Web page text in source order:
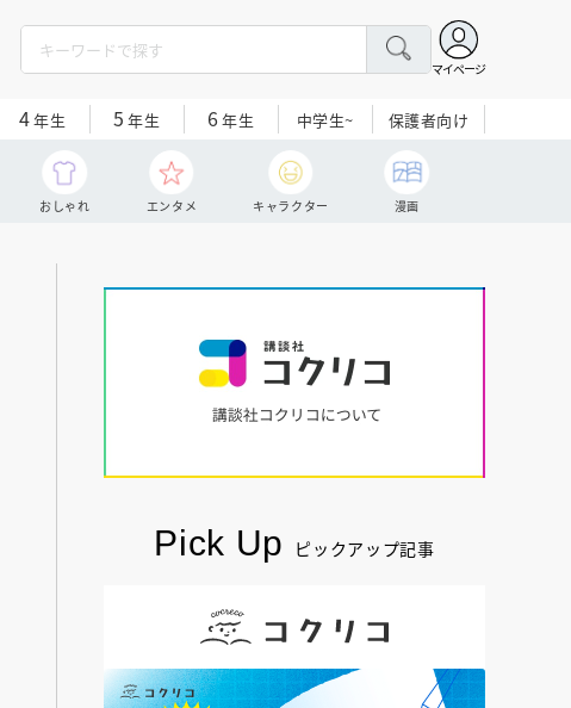
マイページ
4年生 5 年生 6年生 中学生~ 保護者向け
おしゃれ エンタメ キャラクター 漫画
Pick Up ピックアップ記事